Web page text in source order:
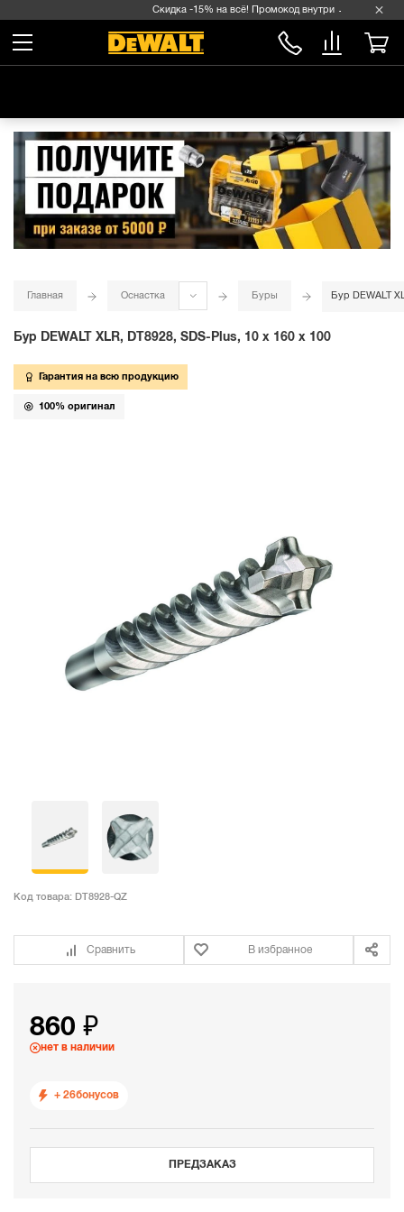
Скидка -15% на всё! Промокод внутри →
Главная Оснастка Буры Бур DEWALT
Бур DEWALT XLR, DT8928, SDS-Plus, 10 x 160 x 100
Гарантия на всю продукцию
100% оригинал
Код товара: DT8928-QZ
Сравнить В избранное
860 ₽
нет в наличии
+ 26бонусов
ПРЕДЗАКАЗ